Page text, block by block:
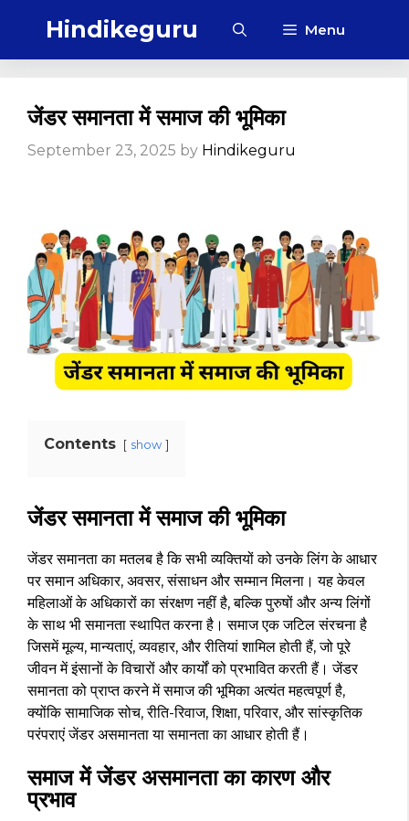
Hindikeguru Menu
जेंडर समानता में समाज की भूमिका
September 23, 2025 by Hindikeguru
Contents show
जेंडर समानता में समाज की भूमिका
जेंडर समानता का मतलब है कि सभी व्यक्तियों को उनके लिंग के आधार
पर समान अधिकार, अवसर, संसाधन और सम्मान मिलना। यह केवल
महिलाओं के अधिकारों का संरक्षण नहीं है, बल्कि पुरुषों और अन्य लिंगों
के साथ भी समानता स्थापित करना है। समाज एक जटिल संरचना है
जिसमें मूल्य, मान्यताएं, व्यवहार, और रीतियां शामिल होती हैं, जो पूरे
जीवन में इंसानों के विचारों और कार्यों को प्रभावित करती हैं। जेंडर
समानता को प्राप्त करने में समाज की भूमिका अत्यंत महत्वपूर्ण है,
क्योंकि सामाजिक सोच, रीति-रिवाज, शिक्षा, परिवार, और सांस्कृतिक
परंपराएं जेंडर असमानता या समानता का आधार होती हैं।
समाज में जेंडर असमानता का कारण और
प्रभाव